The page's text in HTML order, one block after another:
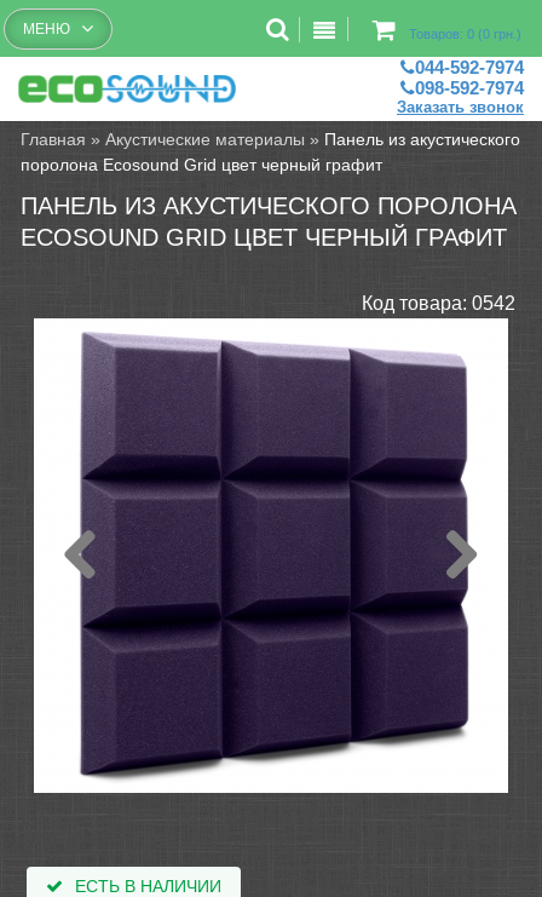
Бесплатный рассчет помещений
Товаров: 0 (0 грн.)
МЕНЮ
044-592-7974
098-592-7974
Заказать звонок
Главная »Акустические материалы » Панель из акустического
поролона Ecosound Grid цвет черный графит
ПАНЕЛЬ ИЗ АКУСТИЧЕСКОГО ПОРОЛОНА
ECOSOUND GRID ЦВЕТ ЧЕРНЫЙ ГРАФИТ
Код товара: 0542
ЕСТЬ В НАЛИЧИИ